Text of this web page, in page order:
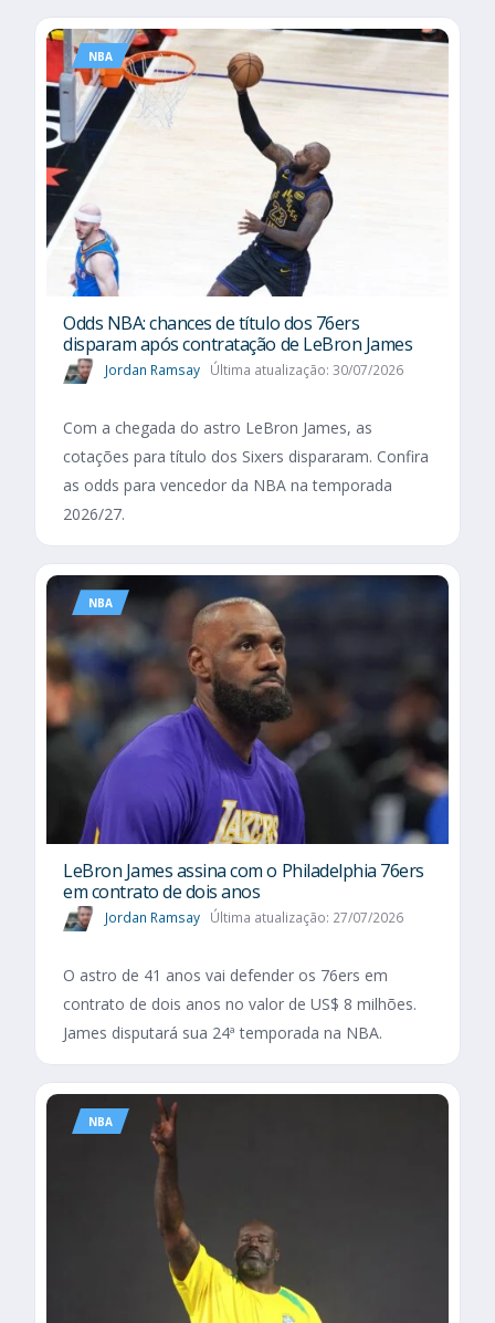
NBA
Odds NBA: chances de título dos 76ers
disparam após contratação de LeBron James
Jordan Ramsay Última atualização: 30/07/2026
Com a chegada do astro LeBron James, as
cotações para título dos Sixers dispararam. Confira
as odds para vencedor da NBA na temporada
2026/27.
NBA
LeBron James assina com o Philadelphia 76ers
em contrato de dois anos
Jordan Ramsay Última atualização: 27/07/2026
O astro de 41 anos vai defender os 76ers em
contrato de dois anos no valor de US$ 8 milhões.
James disputará sua 24ª temporada na NBA.
NBA